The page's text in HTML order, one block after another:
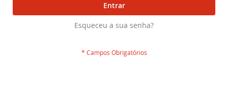
Entrar
Esqueceu a sua senha?